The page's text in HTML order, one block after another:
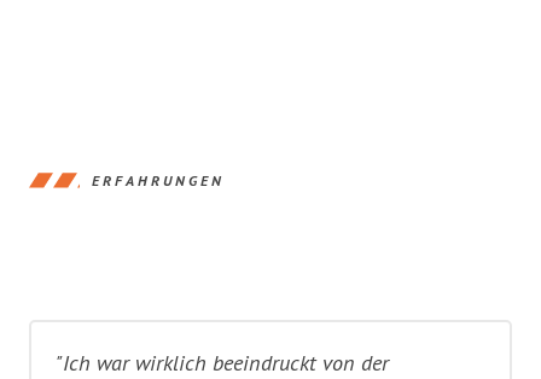
ERFAHRUNGEN
"Ich war wirklich beeindruckt von der